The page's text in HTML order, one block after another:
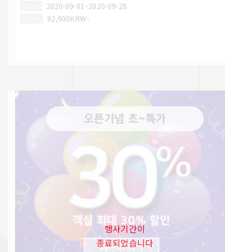
2020-09-01~2020-09-28
92,900KRW~
행사기간이
종료되었습니다